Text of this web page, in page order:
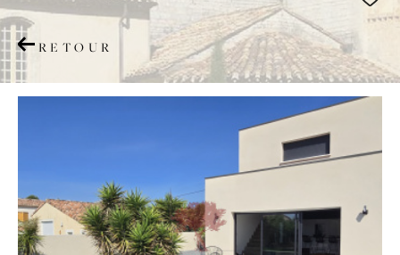
RETOUR
critères
Vente
Budget